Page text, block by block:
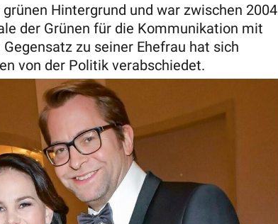
Hintergrund und war zwischen 2004
der Grünen für die Kommunikation mit
zu seiner Ehefrau hat sich
von der Politik verabschiedet.